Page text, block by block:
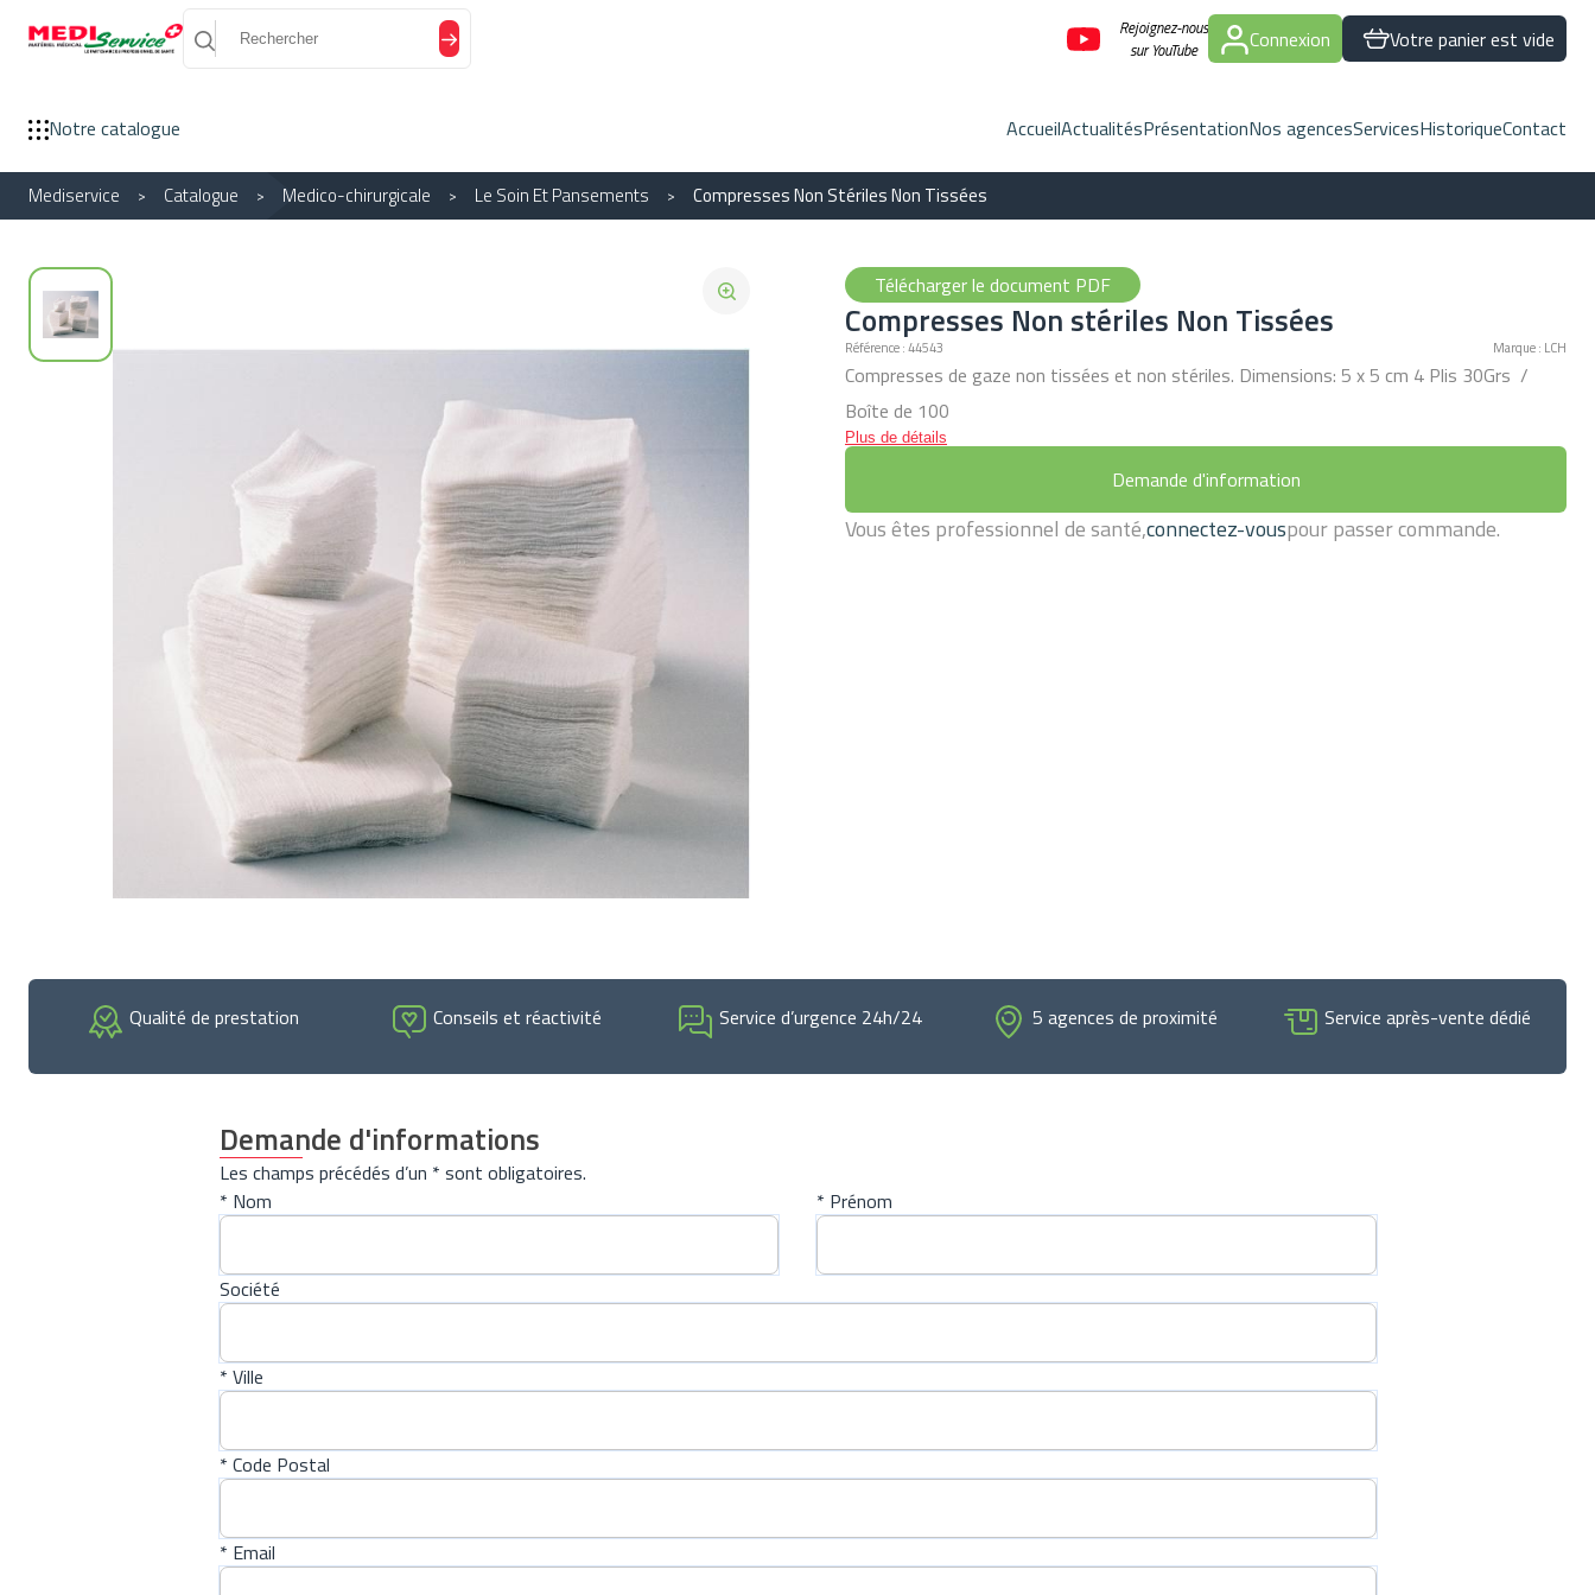
Rejoignez-nous
sur YouTube
Connexion Votre panier est vide
Notre catalogue AccueilActualitésPrésentationNos agencesServicesHistoriqueContact
Mediservice Catalogue Medico-chirurgicale Le Soin Et Pansements Compresses Non Stériles Non Tissées
Télécharger le document PDF
Compresses Non stériles Non Tissées
Référence : 44543 Marque : LCH
Compresses de gaze non tissées et non stériles. Dimensions: 5 x 5 cm 4 Plis 30Grs /
Boîte de 100
Plus de détails
Demande d'information
Vous êtes professionnel de santé,connectez-vouspour passer commande.
Qualité de prestation Conseils et réactivité Service d’urgence 24h/24 5 agences de proximité Service après-vente dédié
Demande d'informations
Les champs précédés d’un * sont obligatoires.
* Nom
* Prénom
Société
* Ville
* Code Postal
* Email
Panneau de gestion des cookies